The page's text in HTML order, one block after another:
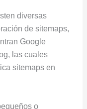
diversas
de sitemaps,
Google
las cuales
sitemaps en
o